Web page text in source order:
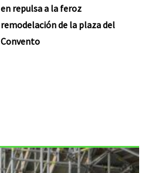
en repulsa a la feroz
remodelación de la plaza del
Convento